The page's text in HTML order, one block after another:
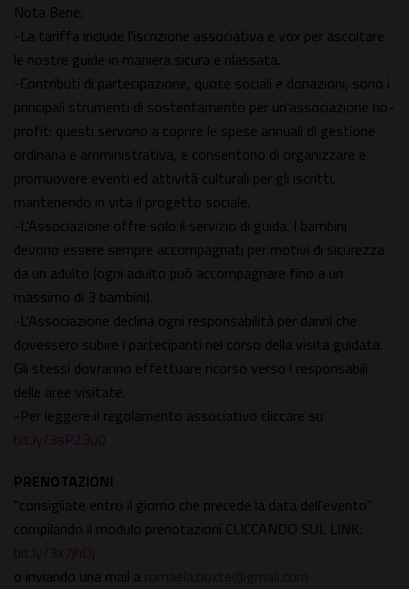
Nota Bene:
-La tariffa include l'iscrizione associativa e vox per ascoltare
le nostre guide in maniera sicura e rilassata.
-Contributi di partecipazione, quote sociali e donazioni, sono i
principali strumenti di sostentamento per un'associazione no-
profit: questi servono a coprire le spese annuali di gestione
ordinaria e amministrativa, e consentono di organizzare e
promuovere eventi ed attività culturali per gli iscritti,
mantenendo in vita il progetto sociale.
-L'Associazione offre solo il servizio di guida. I bambini
devono essere sempre accompagnati per motivi di sicurezza
da un adulto (ogni adulto può accompagnare fino a un
massimo di 3 bambini).
-L'Associazione declina ogni responsabilità per danni che
dovessero subire i partecipanti nel corso della visita guidata.
Gli stessi dovranno effettuare ricorso verso i responsabili
delle aree visitate.
-Per leggere il regolamento associativo cliccare su
bit.ly/3sP23u0
PRENOTAZIONI
"consigliate entro il giorno che precede la data dell'evento"
compilando il modulo prenotazioni CLICCANDO SUL LINK:
bit.ly/3x7jhDj
o inviando una mail a romaelazioxte@gmail.com